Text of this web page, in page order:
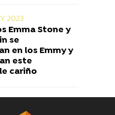
2023
Emma Stone y
se
en los Emmy y
este
cariño